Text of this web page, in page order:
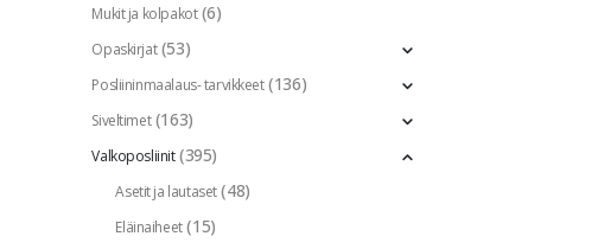
Mukit ja kolpakot (6)
Opaskirjat (53)
Posliininmaalaus- tarvikkeet (136)
Siveltimet (163)
Valkoposliinit (395)
Asetit ja lautaset (48)
Eläinaiheet (15)